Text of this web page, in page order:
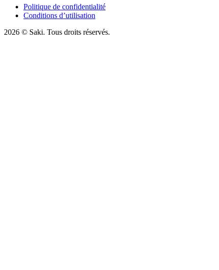
Politique de confidentialité
Conditions d’utilisation
2026 © Saki. Tous droits réservés.